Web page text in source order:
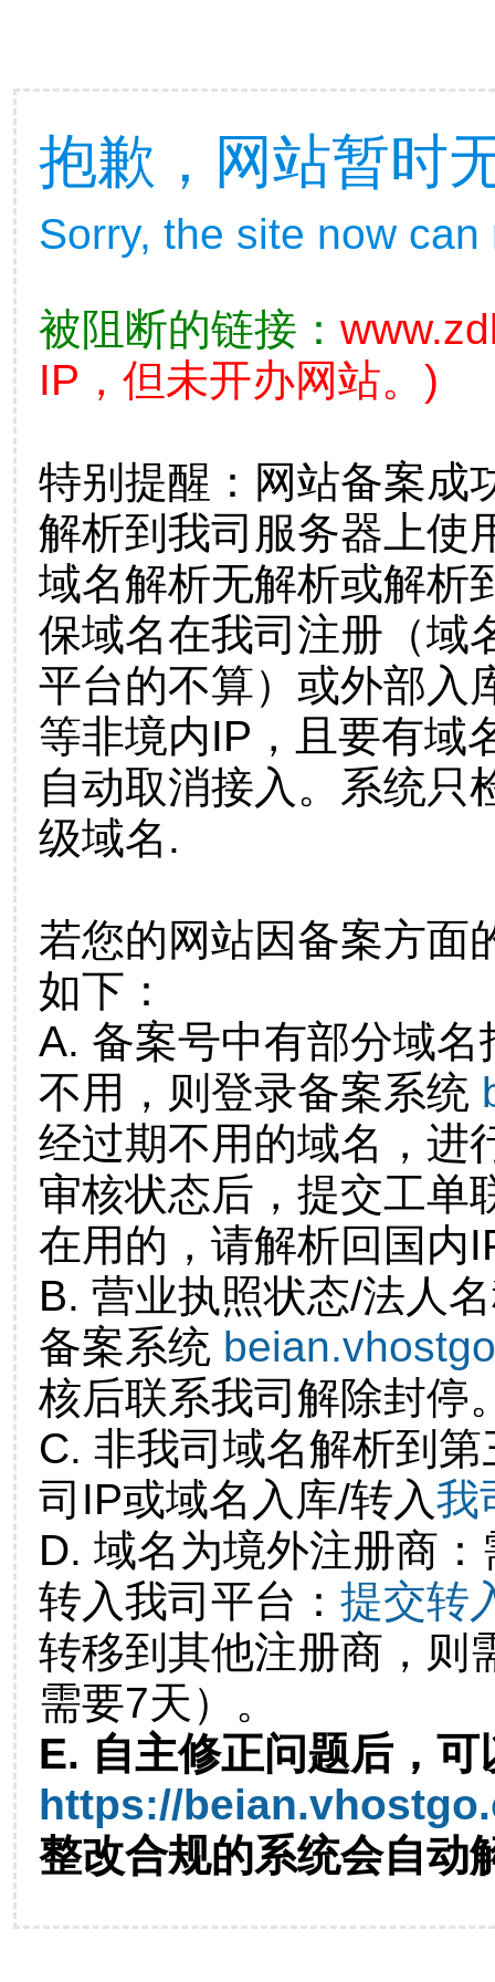
抱歉，网站暂时
Sorry, the site now
被阻断的链接：
IP，但未开办网站。)
特别提醒：网站备案成
解析到我司服务器上使
域名解析无解析或解析
保域名在我司注册（域
平台的不算）或外部入
等非境内IP，且要有域
自动取消接入。系统只
级域名.
若您的网站因备案方面
如下：
A. 备案号中有部分域
不用，则登录备案系统
经过期不用的域名，进
审核状态后，提交工单
在用的，请解析回国内
B. 营业执照状态/法人
备案系统
核后联系我司解除封停
C. 非我司域名解析到
司IP或域名入库/转入我
D. 域名为境外注册商
转入我司平台： 提交转
转移到其他注册商，则
需要7天）。
E. 自主修正问题后，可
https://
整改合规的系统会自动